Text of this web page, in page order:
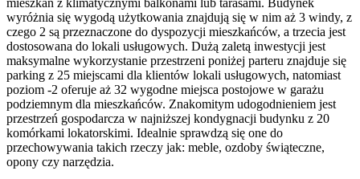
mieszkań z klimatycznymi balkonami lub tarasami. Budynek
wyróżnia się wygodą użytkowania znajdują się w nim aż 3 windy, z
czego 2 są przeznaczone do dyspozycji mieszkańców, a trzecia jest
dostosowana do lokali usługowych. Dużą zaletą inwestycji jest
maksymalne wykorzystanie przestrzeni poniżej parteru znajduje się
parking z 25 miejscami dla klientów lokali usługowych, natomiast
poziom -2 oferuje aż 32 wygodne miejsca postojowe w garażu
podziemnym dla mieszkańców. Znakomitym udogodnieniem jest
przestrzeń gospodarcza w najniższej kondygnacji budynku z 20
komórkami lokatorskimi. Idealnie sprawdzą się one do
przechowywania takich rzeczy jak: meble, ozdoby świąteczne,
opony czy narzędzia.